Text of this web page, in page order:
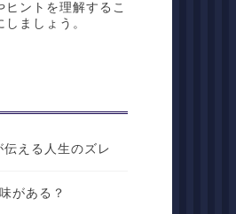
ントを理解するこ
ましょう。
える人生のズレ
がある？